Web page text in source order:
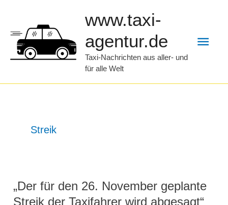
springen
www.taxi-
agentur.de
Taxi-Nachrichten aus aller- und
für alle Welt
Streik
„Der für den 26. November geplante
Streik der Taxifahrer wird abgesagt“